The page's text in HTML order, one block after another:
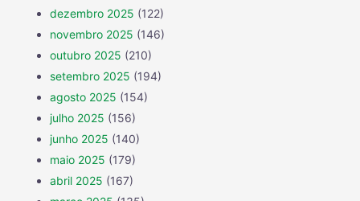
dezembro 2025 (122)
novembro 2025 (146)
outubro 2025 (210)
setembro 2025 (194)
agosto 2025 (154)
julho 2025 (156)
junho 2025 (140)
maio 2025 (179)
abril 2025 (167)